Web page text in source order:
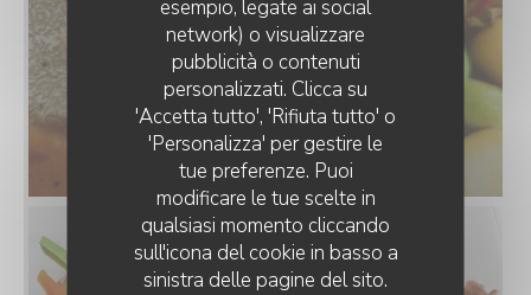
esempio, legate ai social
network) o visualizzare
pubblicità o contenuti
personalizzati. Clicca su
'Accetta tutto', 'Rifiuta tutto' o
'Personalizza' per gestire le
tue preferenze. Puoi
modificare le tue scelte in
qualsiasi momento cliccando
sull'icona del cookie in basso a
sinistra delle pagine del sito.